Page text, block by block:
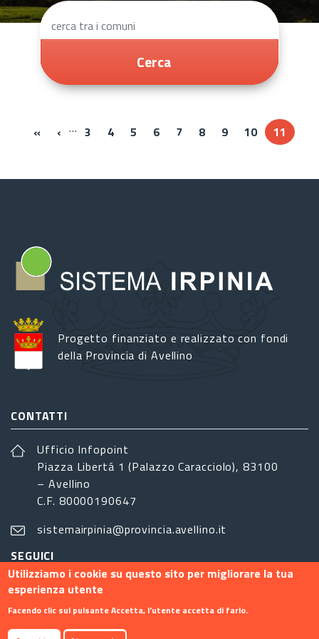
Cerca
«« Prima
‹‹‹ … 3 4 5 6 7 8 9 10 11
Progetto finanziato e realizzato con fondi
della Provincia di Avellino
CONTATTI
Ufficio Infopoint
Piazza Libertá 1 (Palazzo Caracciolo), 83100
– Avellino
C.F. 80000190647
sistemairpinia@provincia.avellino.it
SEGUICI
Utilizziamo i cookie su questo sito per migliorare la tua
esperienza utente
Facendo clic sul pulsante Accetta, l'utente accetta di farlo.